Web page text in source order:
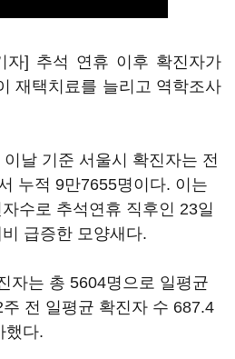
자] 추석 연휴 이후 확진자가
재택치료를 늘리고 역학조사
날 기준 서울시 확진자는 전
누적 9만7655명이다. 이는
수로 추석연휴 직후인 23일
급증한 모양새다.
자는 총 5604명으로 일평균
전 일평균 확진자 수 687.4
했다.